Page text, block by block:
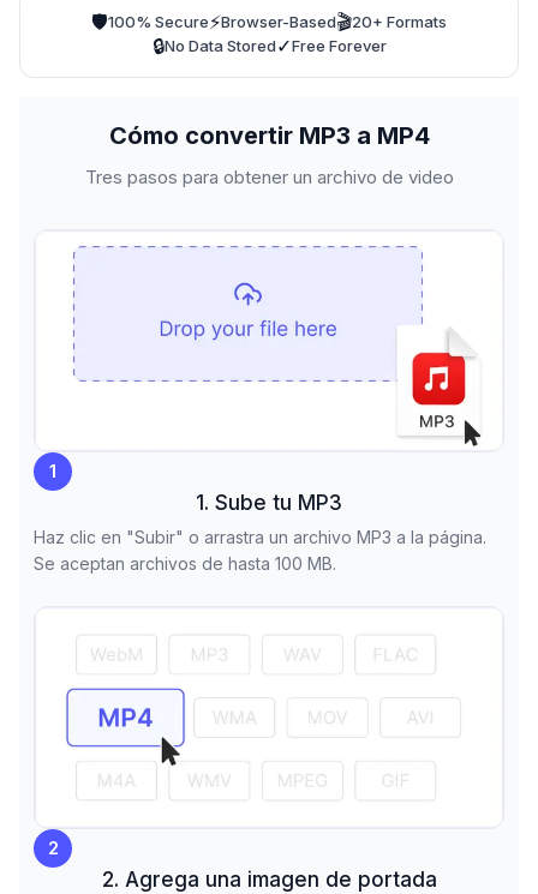
🛡️100% Secure⚡Browser-Based🎬20+ Formats
🔒No Data Stored✓Free Forever
Cómo convertir MP3 a MP4
Tres pasos para obtener un archivo de video
1
1. Sube tu MP3
Haz clic en "Subir" o arrastra un archivo MP3 a la página.
Se aceptan archivos de hasta 100 MB.
2
2. Agrega una imagen de portada